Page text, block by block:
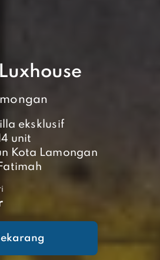
eksklusif
unit
Kota Lamongan